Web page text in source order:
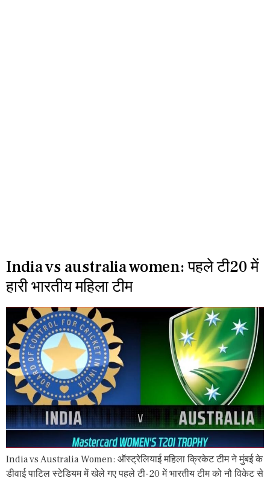
India vs australia women: पहले टी20 में
हारी भारतीय महिला टीम
India vs Australia Women: ऑस्ट्रेलियाई महिला क्रिकेट टीम ने मुंबई के
डीवाई पाटिल स्टेडियम में खेले गए पहले टी-20 में भारतीय टीम को नौ विकेट से